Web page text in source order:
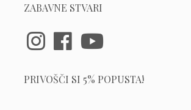
ZABAVNE STVARI
PRIVOŠČI SI 5% POPUSTA!